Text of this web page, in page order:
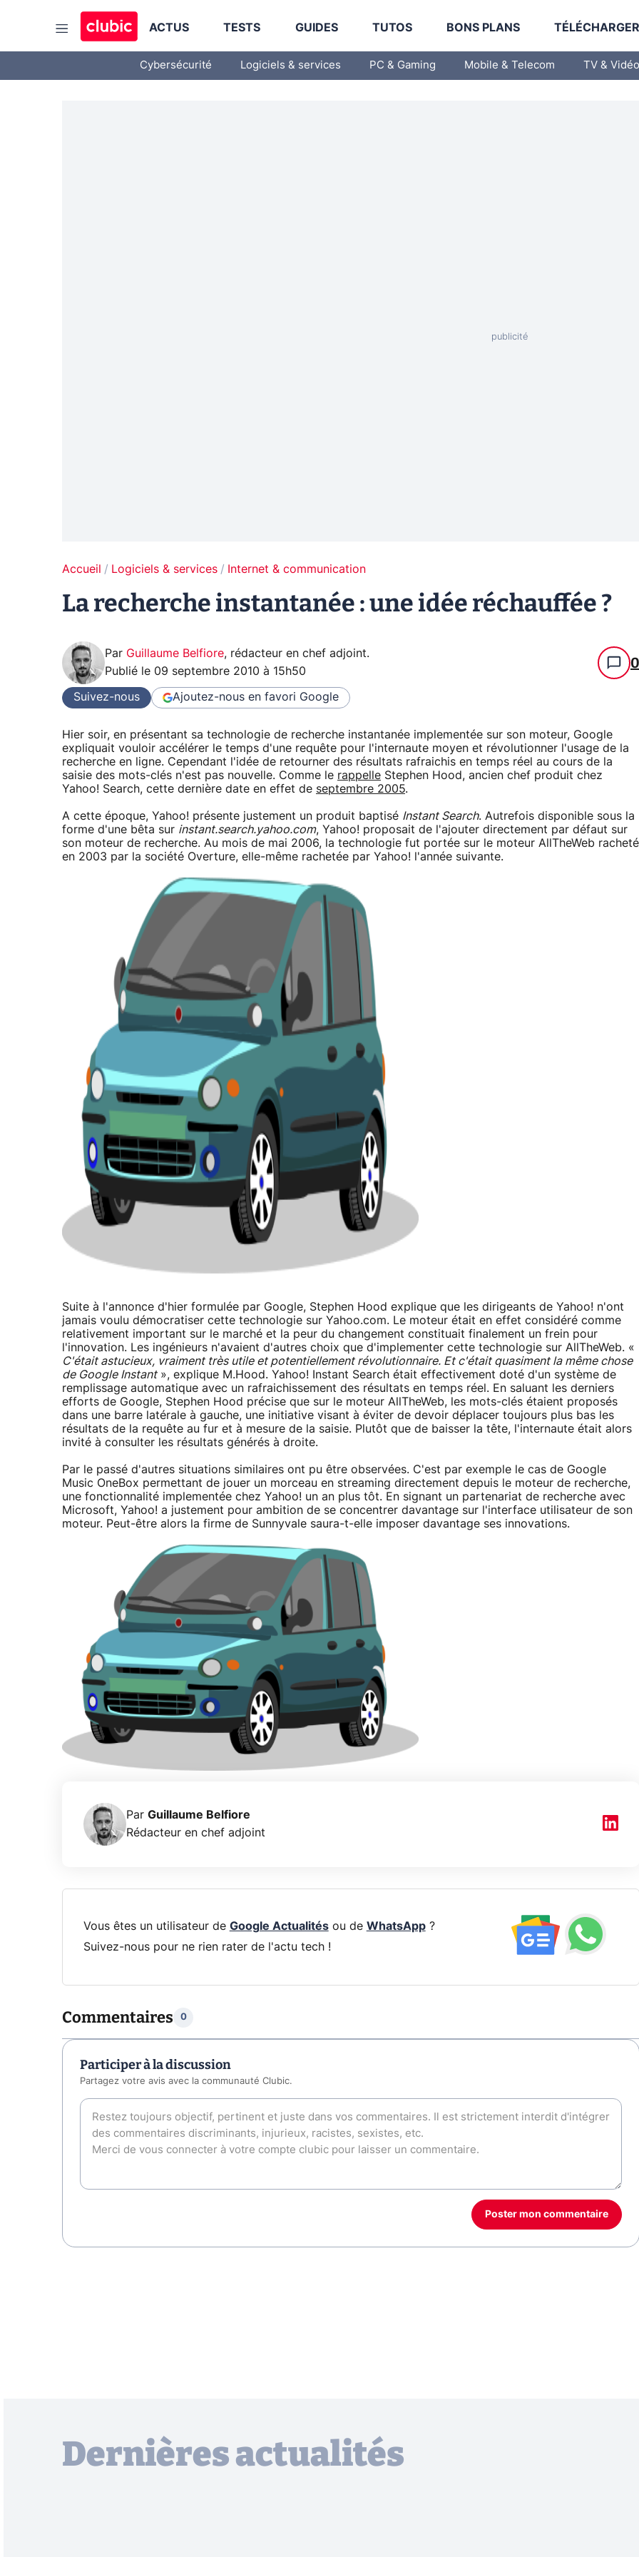
ACTUS TESTS GUIDES TUTOS BONS PLANS
Cybersécurité Logiciels & services PC & Gaming Mobile & Telecom TV & Vidéo
Accueil Logiciels & services Internet & communication
La recherche instantanée : une idée réchauffée ?
Par Guillaume Belfiore, rédacteur en chef adjoint.
Publié le 09 septembre 2010 à 15h50 0
Suivez-nous Ajoutez-nous en favori Google
Hier soir, en présentant sa technologie de recherche instantanée implementée sur son moteur, Google
expliquait vouloir accélérer le temps d'une requête pour l'internaute moyen et révolutionner l'usage de la
recherche en ligne. Cependant l'idée de retourner des résultats rafraichis en temps réel au cours de la
saisie des mots-clés n'est pas nouvelle. Comme le rappelle Stephen Hood, ancien chef produit chez
Yahoo! Search, cette dernière date en effet de septembre 2005.
A cette époque, Yahoo! présente justement un produit baptisé Instant Search. Autrefois disponible sous la
forme d'une bêta sur instant.search.yahoo.com, Yahoo! proposait de l'ajouter directement par défaut sur
son moteur de recherche. Au mois de mai 2006, la technologie fut portée sur le moteur AllTheWeb racheté
en 2003 par la société Overture, elle-même rachetée par Yahoo! l'année suivante.
Suite à l'annonce d'hier formulée par Google, Stephen Hood explique que les dirigeants de Yahoo! n'ont
jamais voulu démocratiser cette technologie sur Yahoo.com. Le moteur était en effet considéré comme
relativement important sur le marché et la peur du changement constituait finalement un frein pour
l'innovation. Les ingénieurs n'avaient d'autres choix que d'implementer cette technologie sur AllTheWeb. «
C'était astucieux, vraiment très utile et potentiellement révolutionnaire. Et c'était quasiment la même chose
de Google Instant», explique M.Hood. Yahoo! Instant Search était effectivement doté d'un système de
remplissage automatique avec un rafraichissement des résultats en temps réel. En saluant les derniers
efforts de Google, Stephen Hood précise que sur le moteur AllTheWeb, les mots-clés étaient proposés
dans une barre latérale à gauche, une initiative visant à éviter de devoir déplacer toujours plus bas les
résultats de la requête au fur et à mesure de la saisie. Plutôt que de baisser la tête, l'internaute était alors
invité à consulter les résultats générés à droite.
Par le passé d'autres situations similaires ont pu être observées. C'est par exemple le cas de Google
Music OneBox permettant de jouer un morceau en streaming directement depuis le moteur de recherche,
une fonctionnalité implementée chez Yahoo! un an plus tôt. En signant un partenariat de recherche avec
Microsoft, Yahoo! a justement pour ambition de se concentrer davantage sur l'interface utilisateur de son
moteur. Peut-être alors la firme de Sunnyvale saura-t-elle imposer davantage ses innovations.
Par Guillaume Belfiore
Rédacteur en chef adjoint
Vous êtes un utilisateur de Google Actualitésou de WhatsApp?
Suivez-nous pour ne rien rater de l'actu tech !
Commentaires 0
Participer à la discussion
Partagez votre avis avec la communauté Clubic.
Poster mon commentaire
Dernières actualités